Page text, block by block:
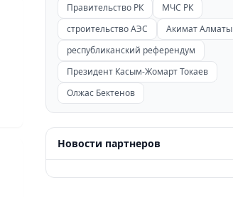
Правительство РК
МЧС РК
строительство АЭС
Акимат Алматы
республиканский референдум
Президент Касым-Жомарт Токаев
Олжас Бектенов
Новости партнеров